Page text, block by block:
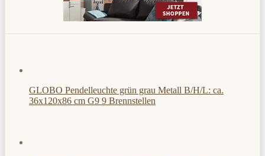
GLOBO Pendelleuchte grün grau Metall B/H/L: ca.
36x120x86 cm G9 9 Brennstellen